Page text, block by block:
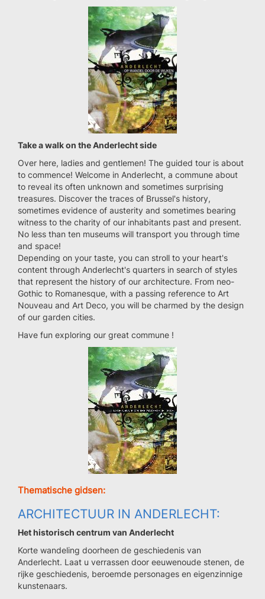
Take a walk on the Anderlecht side
Over here, ladies and gentlemen! The guided tour is about
to commence! Welcome in Anderlecht, a commune about
to reveal its often unknown and sometimes surprising
treasures. Discover the traces of Brussel's history,
sometimes evidence of austerity and sometimes bearing
witness to the charity of our inhabitants past and present.
No less than ten museums will transport you through time
and space!
Depending on your taste, you can stroll to your heart's
content through Anderlecht's quarters in search of styles
that represent the history of our architecture. From neo-
Gothic to Romanesque, with a passing reference to Art
Nouveau and Art Deco, you will be charmed by the design
of our garden cities.
Have fun exploring our great commune !
Thematische gidsen:
ARCHITECTUUR IN ANDERLECHT:
Het historisch centrum van Anderlecht
Korte wandeling doorheen de geschiedenis van
Anderlecht. Laat u verrassen door eeuwenoude stenen, de
rijke geschiedenis, beroemde personages en eigenzinnige
kunstenaars.